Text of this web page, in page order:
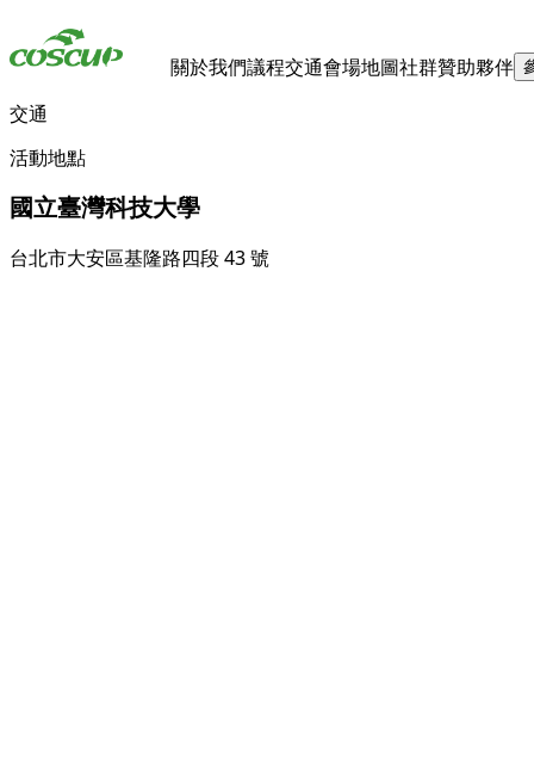
關於我們議程交通會場地圖社群贊助夥伴
交通
活動地點
國立臺灣科技大學
台北市大安區基隆路四段 43 號